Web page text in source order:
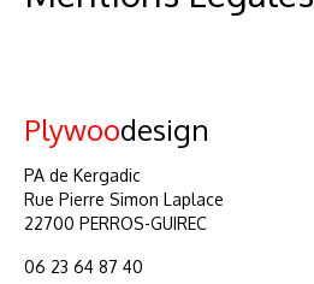
Plywoodesign
PA de Kergadic
Rue Pierre Simon Laplace
22700 PERROS-GUIREC
06 23 64 87 40